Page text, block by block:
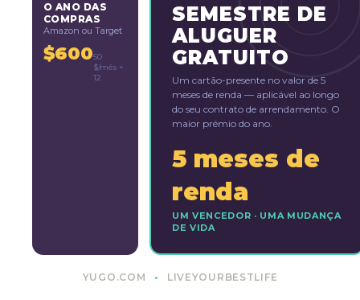
O ANO DAS
COMPRAS
Amazon ou Target
$60050
$/mês ×
12
SEMESTRE DE
ALUGUER
GRATUITO
Um cartão-presente no valor de 5
meses de renda — aplicável ao longo
do seu contrato de arrendamento. O
maior prémio do ano.
5 meses de
renda
UM VENCEDOR · UMA MUDANÇA
DE VIDA
YUGO.COM LIVEYOURBESTLIFE